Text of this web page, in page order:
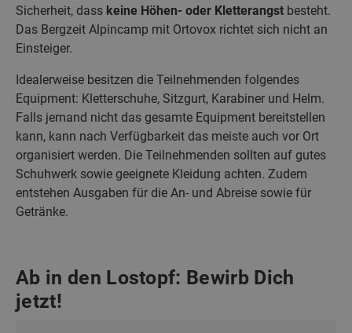
Sicherheit, dass keine Höhen- oder Kletterangst besteht.
Das Bergzeit Alpincamp mit Ortovox richtet sich nicht an
Einsteiger.
Idealerweise besitzen die Teilnehmenden folgendes
Equipment: Kletterschuhe, Sitzgurt, Karabiner und Helm.
Falls jemand nicht das gesamte Equipment bereitstellen
kann, kann nach Verfügbarkeit das meiste auch vor Ort
organisiert werden. Die Teilnehmenden sollten auf gutes
Schuhwerk sowie geeignete Kleidung achten. Zudem
entstehen Ausgaben für die An- und Abreise sowie für
Getränke.
Ab in den Lostopf: Bewirb Dich
jetzt!